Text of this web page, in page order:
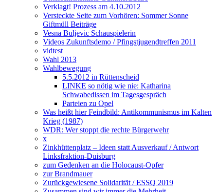
Verklagt! Prozess am 4.10.2012
Versteckte Seite zum Vorhören: Sommer Sonne
Giftmüll Beiträge
Vesna Buljevic Schauspielerin
Videos Zukunftsdemo / Pfingstjugendtreffen 2011
vidtest
Wahl 2013
Wahlbewegung
5.5.2012 in Rüttenscheid
LINKE so nötig wie nie: Katharina
Schwabedissen im Tagesgespräch
Parteien zu Opel
Was heißt hier Feindbild: Antikommunismus im Kalten
Krieg (1987)
WDR: Wer stoppt die rechte Bürgerwehr
x
Zinkhüttenplatz – Ideen statt Ausverkauf / Antwort
Linksfraktion-Duisburg
zum Gedenken an die Holocaust-Opfer
zur Brandmauer
Zurückgewiesene Solidarität / ESSQ 2019